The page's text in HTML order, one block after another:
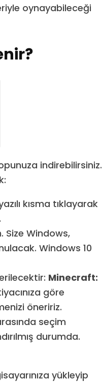
oynayabileceği
indirebilirsiniz.
kısma tıklayarak
Size Windows,
Windows 10
Minecraft:
göre
öneririz.
seçim
durumda.
yükleyip